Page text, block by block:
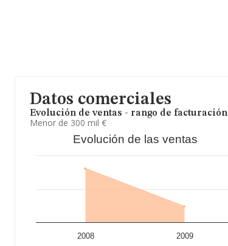
Datos comerciales
Evolución de ventas - rango de facturación
Menor de 300 mil €
Evolución de las ventas
2008 2009